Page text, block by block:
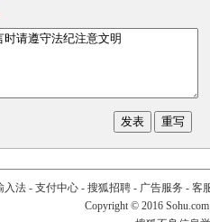
入法- 支付中心- 搜狐招聘- 广告服务 - 客
Copyright © 2016